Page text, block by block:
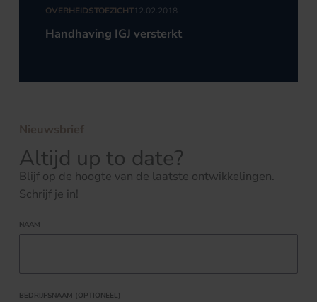
OVERHEIDSTOEZICHT12.02.2018
Handhaving IGJ versterkt
Nieuwsbrief
Altijd up to date?
Blijf op de hoogte van de laatste ontwikkelingen.
Schrijf je in!
NAAM
BEDRIJFSNAAM (OPTIONEEL)